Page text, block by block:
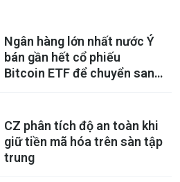
Ngân hàng lớn nhất nước Ý
bán gần hết cổ phiếu
Bitcoin ETF để chuyển sang
CZ phân tích độ an toàn khi
giữ tiền mã hóa trên sàn tập
trung